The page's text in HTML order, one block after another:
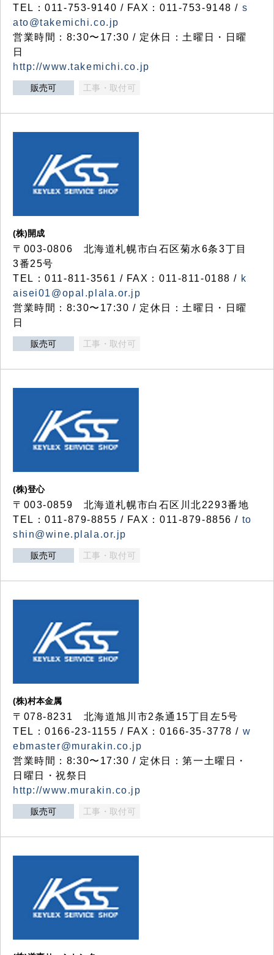
TEL：011-753-9140 / FAX：011-753-9148 / s
ato@takemichi.co.jp
営業時間：8:30〜17:30 / 定休日：土曜日・日曜
日
http://www.takemichi.co.jp
販売可 工事・取付可
(株)開成
〒003-0806 北海道札幌市白石区菊水6条3丁目
3番25号
TEL：011-811-3561 / FAX：011-811-0188 / k
aisei01@opal.plala.or.jp
営業時間：8:30〜17:30 / 定休日：土曜日・日曜
日
販売可 工事・取付可
(株)登心
〒003-0859 北海道札幌市白石区川北2293番地
TEL：011-879-8855 / FAX：011-879-8856 / to
shin@wine.plala.or.jp
販売可 工事・取付可
(株)村本金属
〒078-8231 北海道旭川市2条通15丁目左5号
TEL：0166-23-1155 / FAX：0166-35-3778 / w
ebmaster@murakin.co.jp
営業時間：8:30〜17:30 / 定休日：第一土曜日・
日曜日・祝祭日
http://www.murakin.co.jp
販売可 工事・取付可